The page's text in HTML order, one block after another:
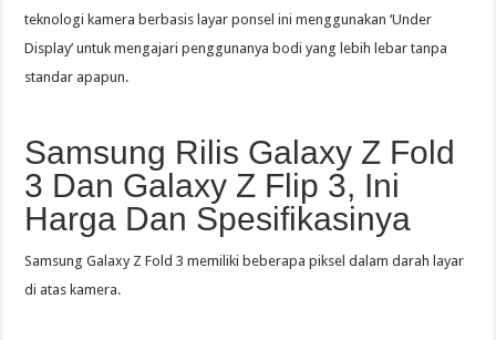
teknologi kamera berbasis layar ponsel ini menggunakan ‘Under
Display’ untuk mengajari penggunanya bodi yang lebih lebar tanpa
standar apapun.
Samsung Rilis Galaxy Z Fold
3 Dan Galaxy Z Flip 3, Ini
Harga Dan Spesifikasinya
Samsung Galaxy Z Fold 3 memiliki beberapa piksel dalam darah layar
di atas kamera.